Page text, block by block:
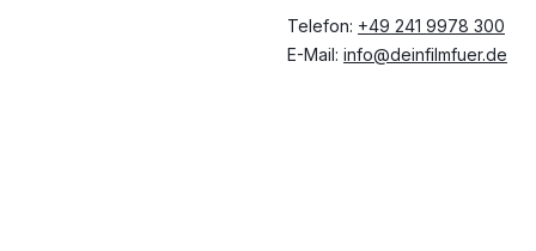
Telefon: +49 241 9978 300
E-Mail: info@deinfilmfuer.de